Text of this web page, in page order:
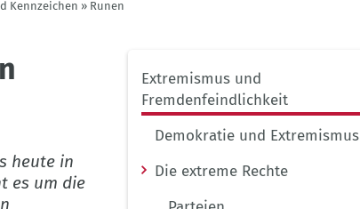
Kennzeichen Runen
heute in
es um die
Unternavigation
Hauptseite
Extremismus und
Fremdenfeindlichkeit
Demokratie und Extremismus
Die extreme Rechte